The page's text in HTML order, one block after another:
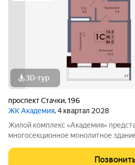
3D-тур
проспект Стачки,196
ЖК Академия, 4 квартал 2028
Жилой комплекс «Академия»
многосекционное монолитное
не осуществляется.